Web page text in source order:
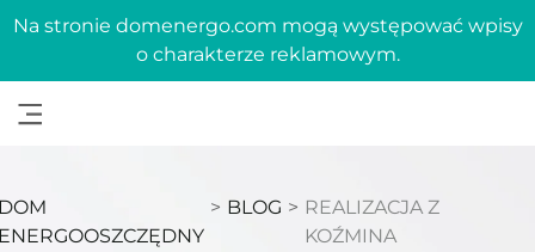
Na stronie domenergo.com mogą występować wpisy
o charakterze reklamowym.
> BLOG > REALIZACJA Z
KOŹMINA